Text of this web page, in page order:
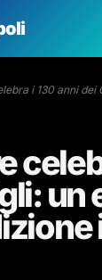
i 130 anni dei
un